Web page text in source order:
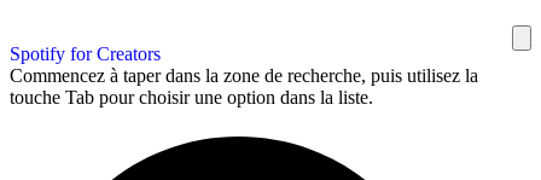
Spotify for Creators
Commencez à taper dans la zone de recherche, puis utilisez la
touche Tab pour choisir une option dans la liste.